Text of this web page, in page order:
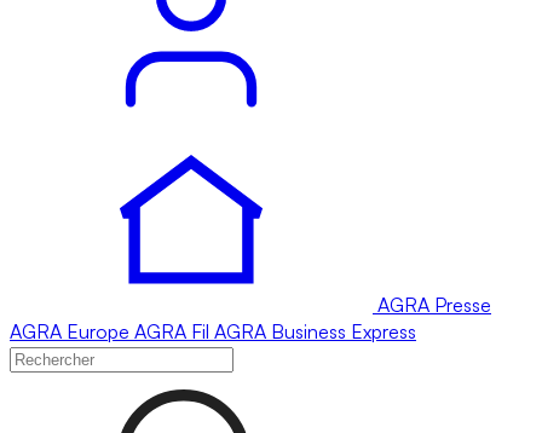
AGRA Presse
AGRA Europe AGRA Fil AGRA Business Express